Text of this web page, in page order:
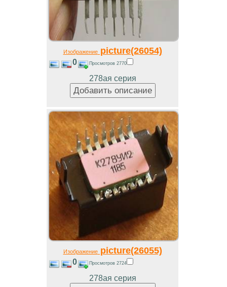
Изображениеpicture(26054)
0 Просмотров 2770
278ая серия
Изображениеpicture(26055)
0 Просмотров 2724
278ая серия